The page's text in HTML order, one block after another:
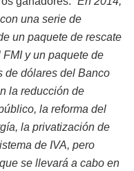
una serie de
un paquete de rescate
y un paquete de
de dólares del Banco
la reducción de
la reforma del
la privatización de
de IVA, pero
se llevará a cabo en